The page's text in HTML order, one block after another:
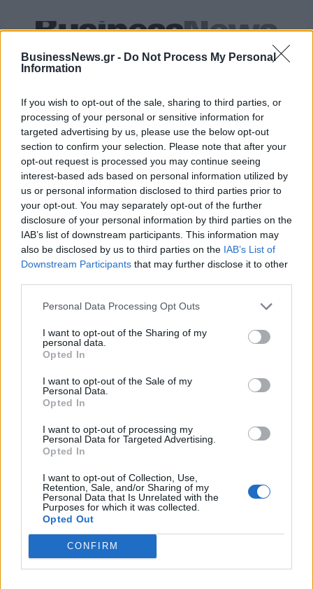
BusinessNews.gr - Do Not Process My Personal
Information
If you wish to opt-out of the sale, sharing to third parties, or
processing of your personal or sensitive information for
targeted advertising by us, please use the below opt-out
section to confirm your selection. Please note that after your
opt-out request is processed you may continue seeing
interest-based ads based on personal information utilized by
us or personal information disclosed to third parties prior to
your opt-out. You may separately opt-out of the further
disclosure of your personal information by third parties on the
IAB’s list of downstream participants. This information may
also be disclosed by us to third parties on the IAB’s List of
Downstream Participants that may further disclose it to other
Personal Data Processing Opt Outs
I want to opt-out of the Sharing of my
personal data.
Opted In
I want to opt-out of the Sale of my
Personal Data.
Opted In
I want to opt-out of processing my
Personal Data for Targeted Advertising.
Opted In
I want to opt-out of Collection, Use,
Retention, Sale, and/or Sharing of my
Personal Data that Is Unrelated with the
Purposes for which it was collected.
Opted Out
CONFIRM
Η συμφωνία Arval-Athlon αναδιαμορφώνει την αγορά leasing
VW: Η δύσκολη εξίσωση της
αναδιάρθρωσης
18η συνεχόμενη χρονιά για τον
ΟΤΕ στη διεθνή σειρά δεικτών
FTSE4Good
Alpha Bank: Για πρώτη φορά το Αρχαίο Θέατρο Επιδαύρου άνοιξε τις
πύλες του σε όλους
ESG Report 2025: Πώς η ΑΒ Βασιλόπουλος μετατρέπει τη
βιωσιμότητα σε καθημερινή πράξη
ΠΕΡΙΣΣΌΤΕΡΑ ΣΕ ΑΥΤΉ ΤΗΝ ΚΑΤΗΓΟΡΊΑ
Η Τράπεζα Πειραιώς
πρωτοπορεί και στηρίζει
με όραμα την ευφυή
γεωργία
02/04/2021 - 12:19
Έρευνα: Στο 85% η χρήση
μέσων κοινωνικής
δικτύωσης από τις
περιφέρειας